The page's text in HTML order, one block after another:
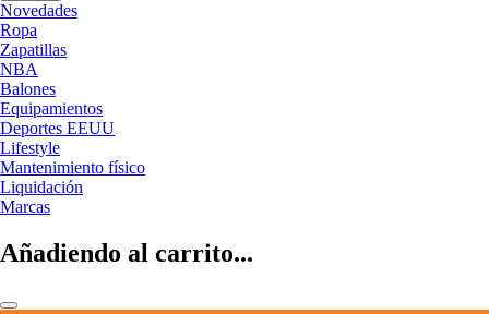
Novedades
Ropa
Zapatillas
NBA
Balones
Equipamientos
Deportes EEUU
Lifestyle
Mantenimiento físico
Liquidación
Marcas
Añadiendo al carrito...